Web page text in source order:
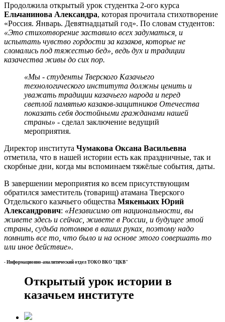
Продолжила открытый урок студентка 2-ого курса
Ельчанинова Александра, которая прочитала стихотворение
«Россия. Январь. Девятнадцатый год». По словам студентов:
«Это стихотворение заставило всех задуматься, и
испытать чувство гордости за казаков, которые не
сломались под тяжестью бед», ведь дух и традиции
казачества живы до сих пор.
«Мы - студенты Тверского Казачьего
технологического института должны ценить и
уважать традиции казачьего народа и перед
светлой памятью казаков-защитников Отечества
показать себя достойными гражданами нашей
страны» - сделал заключение ведущий
мероприятия.
Директор института Чумакова Оксана Васильевна
отметила, что в нашей истории есть как праздничные, так и
скорбные дни, когда мы вспоминаем тяжёлые события, даты.
В завершении мероприятия ко всем присутствующим
обратился заместитель (товарищ) атамана Тверского
Отдельского казачьего общества Мякеньких Юрий
Александрович: «Независимо от национальности, вы
живете здесь и сейчас, живете в России, и будущее этой
страны, судьба потомков в ваших руках, поэтому надо
помнить все то, что было и на основе этого совершать то
или иное действие».
- Информационно-аналитический отдел ТОКО ВКО "ЦКВ"
Открытый урок истории в
казачьем институте